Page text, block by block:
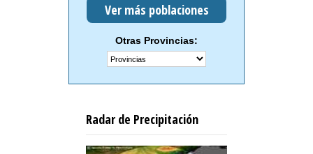
Ver más poblaciones
Otras Provincias:
Radar de Precipitación